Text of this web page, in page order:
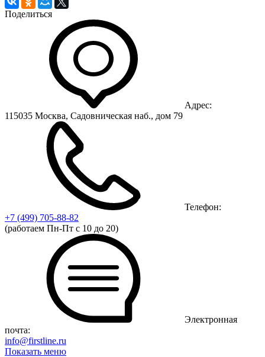
Поделиться
Адрес:
115035 Москва, Садовническая наб., дом 79
Телефон:
+7 (499) 705-88-82
(работаем Пн-Пт с 10 до 20)
Электронная
почта:
info@firstline.ru
Показать меню